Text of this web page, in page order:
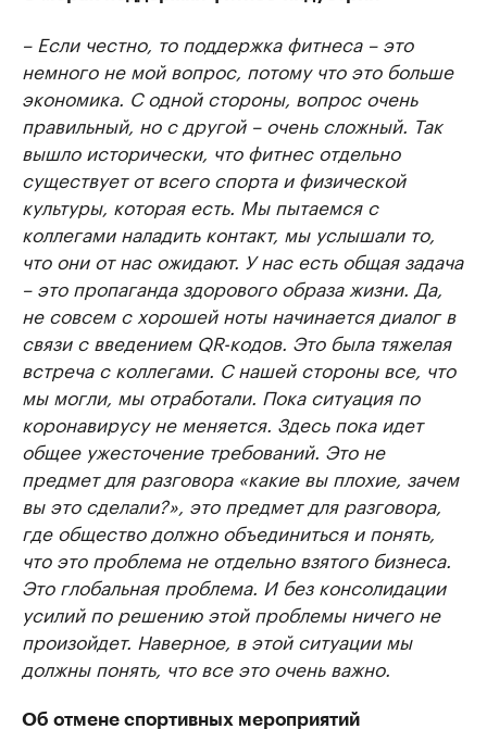
– Если честно, то поддержка фитнеса – это
немного не мой вопрос, потому что это больше
экономика. С одной стороны, вопрос очень
правильный, но с другой – очень сложный. Так
вышло исторически, что фитнес отдельно
существует от всего спорта и физической
культуры, которая есть. Мы пытаемся с
коллегами наладить контакт, мы услышали то,
что они от нас ожидают. У нас есть общая задача
– это пропаганда здорового образа жизни. Да,
не совсем с хорошей ноты начинается диалог в
связи с введением QR-кодов. Это была тяжелая
встреча с коллегами. С нашей стороны все, что
мы могли, мы отработали. Пока ситуация по
коронавирусу не меняется. Здесь пока идет
общее ужесточение требований. Это не
предмет для разговора «какие вы плохие, зачем
вы это сделали?», это предмет для разговора,
где общество должно объединиться и понять,
что это проблема не отдельно взятого бизнеса.
Это глобальная проблема. И без консолидации
усилий по решению этой проблемы ничего не
произойдет. Наверное, в этой ситуации мы
должны понять, что все это очень важно.
Об отмене спортивных мероприятий